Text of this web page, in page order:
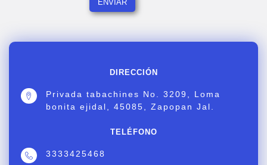
DIRECCIÓN
Privada tabachines No. 3209, Loma
bonita ejidal, 45085, Zapopan Jal.
TELÉFONO
3333425468